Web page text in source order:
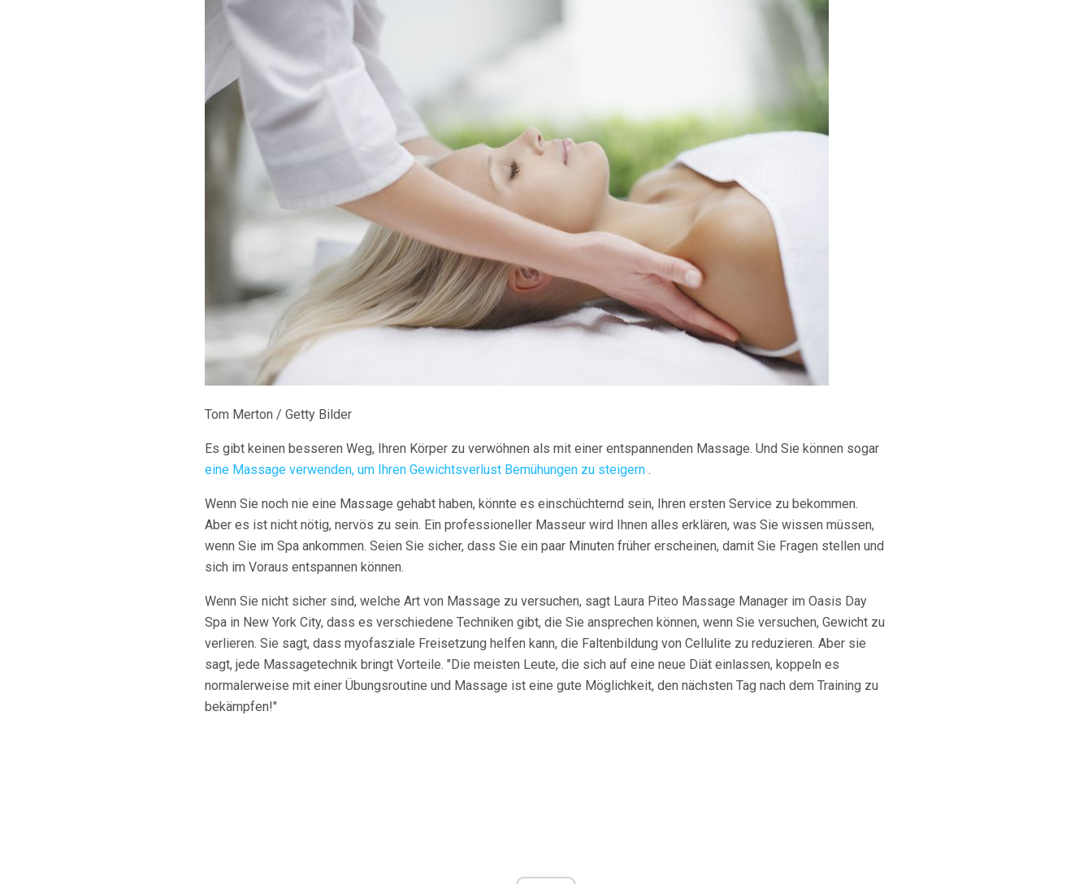
Tom Merton / Getty Bilder
Es gibt keinen besseren Weg, Ihren Körper zu verwöhnen als mit einer entspannenden Massage. Und Sie können sogar
eine Massage verwenden, um Ihren Gewichtsverlust Bemühungen zu steigern .
Wenn Sie noch nie eine Massage gehabt haben, könnte es einschüchternd sein, Ihren ersten Service zu bekommen.
Aber es ist nicht nötig, nervös zu sein. Ein professioneller Masseur wird Ihnen alles erklären, was Sie wissen müssen,
wenn Sie im Spa ankommen. Seien Sie sicher, dass Sie ein paar Minuten früher erscheinen, damit Sie Fragen stellen und
sich im Voraus entspannen können.
Wenn Sie nicht sicher sind, welche Art von Massage zu versuchen, sagt Laura Piteo Massage Manager im Oasis Day
Spa in New York City, dass es verschiedene Techniken gibt, die Sie ansprechen können, wenn Sie versuchen, Gewicht zu
verlieren. Sie sagt, dass myofasziale Freisetzung helfen kann, die Faltenbildung von Cellulite zu reduzieren. Aber sie
sagt, jede Massagetechnik bringt Vorteile. "Die meisten Leute, die sich auf eine neue Diät einlassen, koppeln es
normalerweise mit einer Übungsroutine und Massage ist eine gute Möglichkeit, den nächsten Tag nach dem Training zu
bekämpfen!"